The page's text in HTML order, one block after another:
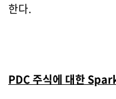
한다.
PDC 주식에 대한